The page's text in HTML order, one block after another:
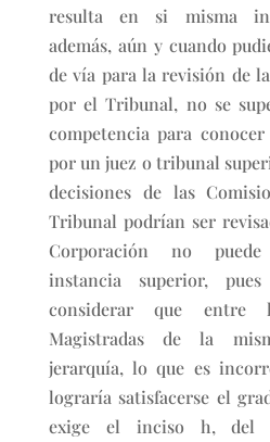
resulta en si misma
además, aún y cuando
de vía para la revisión de
por el Tribunal, no se
competencia para
por un juez o tribunal
decisiones de las
Tribunal podrían ser
Corporación no
instancia superior,
considerar que entre
Magistradas de la
jerarquía, lo que es
lograría satisfacerse el
exige el inciso h, del